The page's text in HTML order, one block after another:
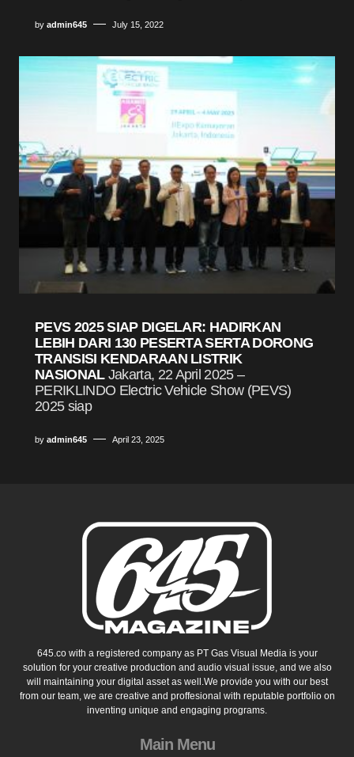
by admin645 July 15, 2022
PEVS 2025 SIAP DIGELAR: HADIRKAN
LEBIH DARI 130 PESERTA SERTA DORONG
TRANSISI KENDARAAN LISTRIK
NASIONAL Jakarta, 22 April 2025 –
PERIKLINDO Electric Vehicle Show (PEVS)
2025 siap
by admin645 April 23, 2025
645.co with a registered company as PT Gas Visual Media is your
solution for your creative production and audio visual issue, and we also
will maintaining your digital asset as well.We provide you with our best
from our team, we are creative and proffesional with reputable portfolio on
inventing unique and engaging programs.
Main Menu